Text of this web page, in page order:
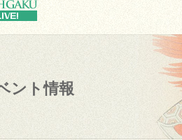
ント情報